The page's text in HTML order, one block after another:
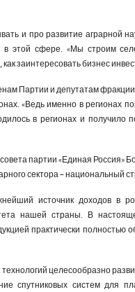
и про развитие аграрной
этой сфере. «Мы строим
заинтересовать бизнес
Партии и депутатам
«Ведь именно в регионах
в регионах и получило
партии «Единая Россия»
сектора – национальный
источник доходов в
нашей страны. В
практически
целесообразно
спутниковых систем для